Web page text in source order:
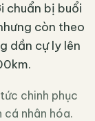
chuẩn bị buổi
còn theo
dần cự ly lên
chinh phục
nhân hóa.